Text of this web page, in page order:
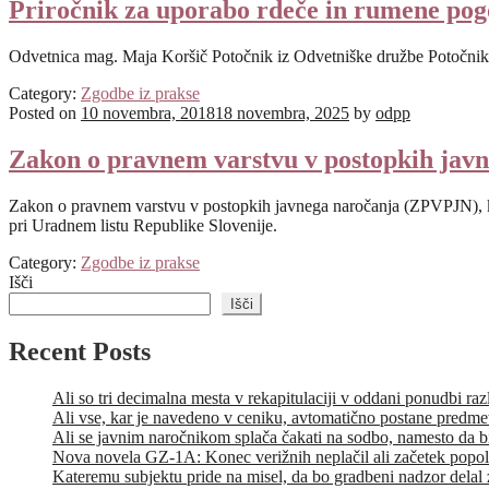
Priročnik za uporabo rdeče in rumene
Odvetnica mag. Maja Koršič Potočnik iz Odvetniške družbe
Category: Zgodbe iz prakse
Posted on 10 novembra, 201818 novembra, 2025 by odpp
Zakon o pravnem varstvu v postopkih
Zakon o pravnem varstvu v postopkih javnega naročanja
pri Uradnem listu Republike Slovenije.
Category: Zgodbe iz prakse
Išči
Išči
Recent Posts
Ali so tri decimalna mesta v rekapitulaciji v oddani ponudbi
Ali vse, kar je navedeno v ceniku, avtomatično postane
Ali se javnim naročnikom splača čakati na sodbo, namesto da
Nova novela GZ-1A: Konec verižnih neplačil ali začetek
Kateremu subjektu pride na misel, da bo gradbeni nadzor delal